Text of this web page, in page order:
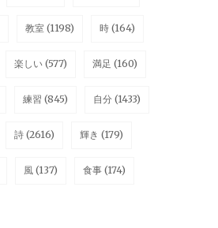
教室 (1198) 時 (164)
楽しい (577) 満足 (160)
練習 (845) 自分 (1433)
詩 (2616) 輝き (179)
風 (137) 食事 (174)